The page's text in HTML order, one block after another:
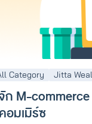
Category Jitta
ก M-
อมเมิร์ซ